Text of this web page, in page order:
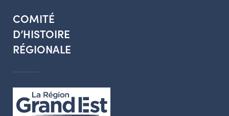
COMITÉ
D’HISTOIRE
RÉGIONALE